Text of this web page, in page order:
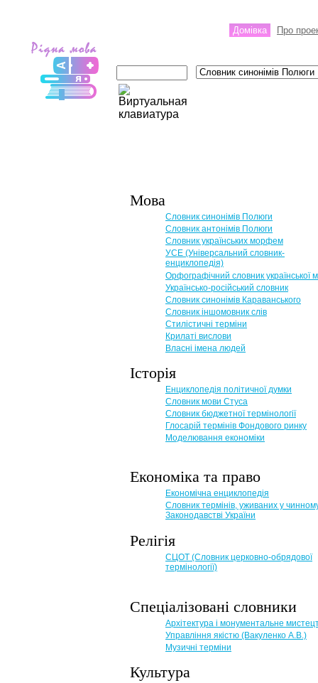
Домівка Про
Мова
Словник синонімів Полюги
Словник антонімів Полюги
Словник українських морфем
УСЕ (Універсальний словник-
енциклопедія)
Орфографічний словник української
Українсько-російський словник
Словник синонімів Караванського
Словник іншомовник слів
Стилістичні терміни
Крилаті вислови
Власні імена людей
Історія
Енциклопедія політичної думки
Словник мови Стуса
Словник бюджетної термінології
Глосарій термінів Фондового ринку
Моделювання економіки
Економіка та право
Eкономічна енциклопедія
Словник термінів, уживаних у
Законодавстві України
Релігія
СЦОТ (Словник церковно-обрядової
термінології)
Спеціалізовані словники
Архітектура і монументальне
Управління якістю (Вакуленко А.В.)
Музичні терміни
Культура